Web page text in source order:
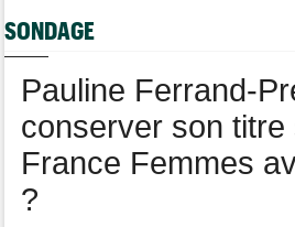
La FDJ-SUEZ assume sa stratégie :
SONDAGE
Pauline Ferrand-
conserver son titre
France Femmes
?